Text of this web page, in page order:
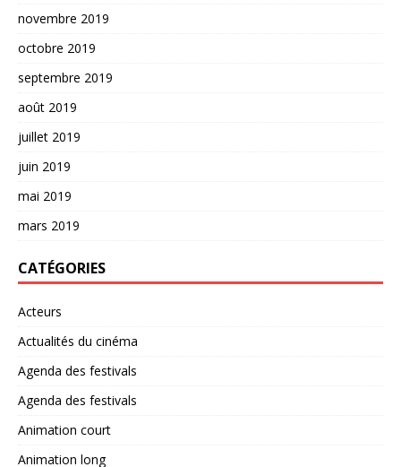
novembre 2019
octobre 2019
septembre 2019
août 2019
juillet 2019
juin 2019
mai 2019
mars 2019
CATÉGORIES
Acteurs
Actualités du cinéma
Agenda des festivals
Agenda des festivals
Animation court
Animation long